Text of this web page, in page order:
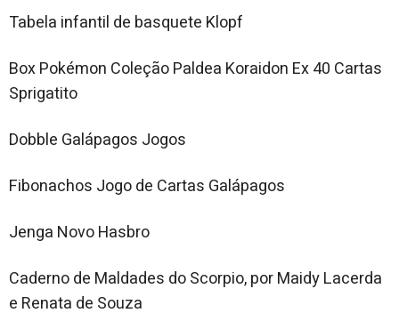
Tabela infantil de basquete Klopf
Box Pokémon Coleção Paldea Koraidon Ex 40 Cartas
Sprigatito
Dobble Galápagos Jogos
Fibonachos Jogo de Cartas Galápagos
Jenga Novo Hasbro
Caderno de Maldades do Scorpio, por Maidy Lacerda
e Renata de Souza